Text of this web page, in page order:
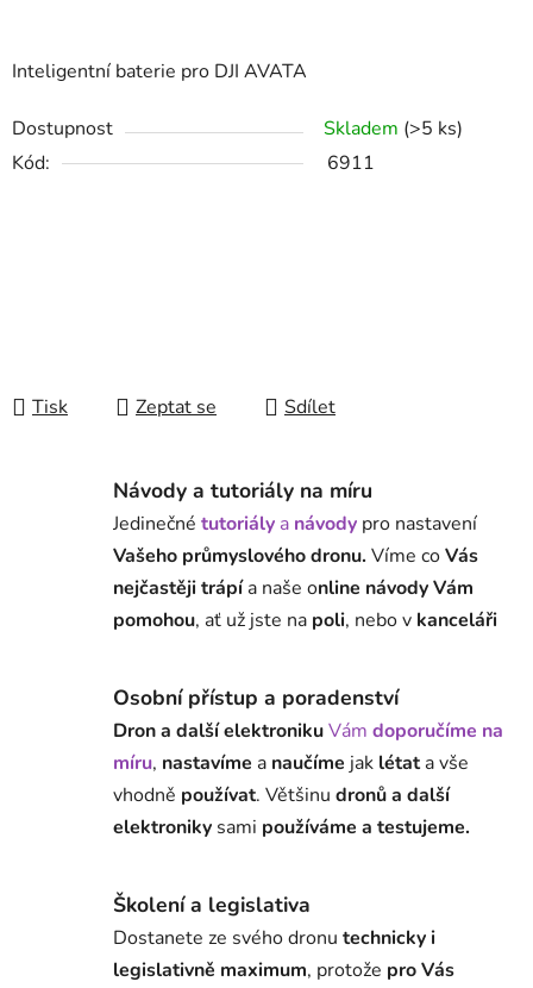
Inteligentní baterie pro DJI AVATA
Dostupnost Skladem (>5 ks)
Kód:
6911
Tisk Zeptat se Sdílet
Návody a tutoriály na míru
Jedinečné tutoriály a návody pro nastavení
Vašeho průmyslového dronu. Víme coVás
nejčastěji trápía naše online návody Vám
pomohou, ať už jste na poli, nebo v kanceláři
Osobní přístup a poradenství
Dron a další elektronikuVám doporučíme na
míru, nastavíme a naučíme jak létata vše
vhodně používat. Většinu dronů a další
elektroniky sami používáme a testujeme.
Školení a legislativa
Dostanete ze svého dronu technicky i
legislativně maximum, protože pro Vás